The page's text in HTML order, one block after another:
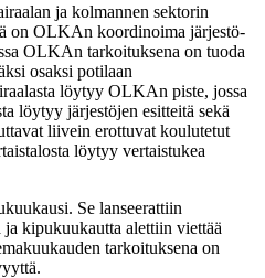
ja kolmannen sektorin
on OLKAn koordinoima järjestö-
OLKAn tarkoituksena on tuoda
osaksi potilaan
löytyy OLKAn piste, jossa
löytyy järjestöjen esitteitä sekä
liivein erottuvat koulutetut
löytyy vertaistukea
Se lanseerattiin
ja kipukuukautta alettiin viettää
tarkoituksena on